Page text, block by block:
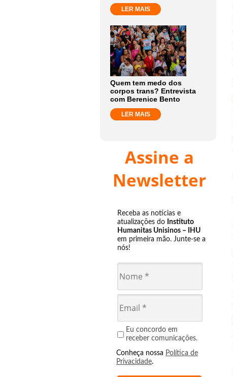
LER MAIS
Quem tem medo dos
corpos trans? Entrevista
com Berenice Bento
LER MAIS
Assine a
Newsletter
Receba as notícias e
atualizações do Instituto
Humanitas Unisinos – IHU
em primeira mão. Junte-se a
nós!
Eu concordo em
receber comunicações.
Conheça nossa Política de
Privacidade.